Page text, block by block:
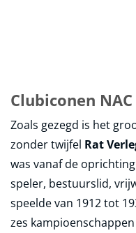
Clubiconen
Zoals gezegd is het
zonder twijfel Rat
was vanaf de
speler, bestuurslid,
speelde van 1912 tot
zes